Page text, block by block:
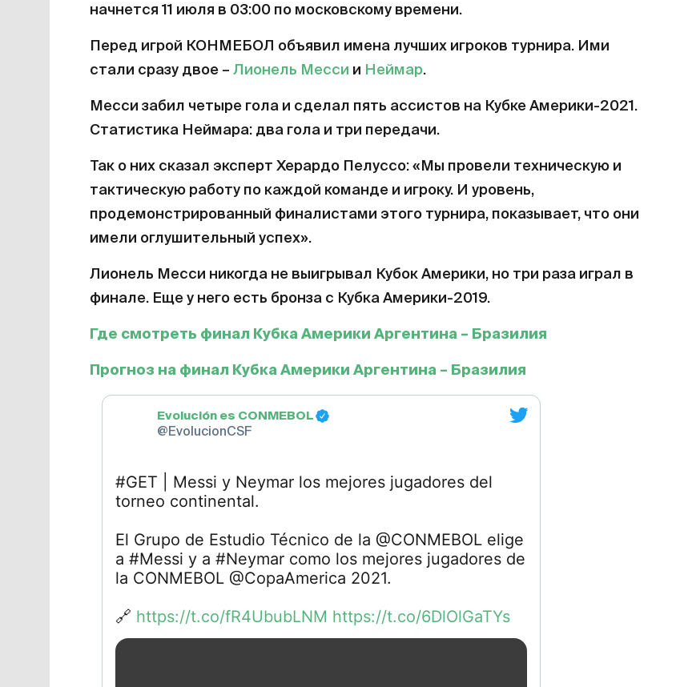
начнется 11 июля в 03:00 по московскому времени.
Перед игрой КОНМЕБОЛ объявил имена лучших игроков турнира. Ими
стали сразу двое – Лионель Месси и Неймар.
Месси забил четыре гола и сделал пять ассистов на Кубке Америки-2021.
Статистика Неймара: два гола и три передачи.
Так о них сказал эксперт Херардо Пелуссо: «Мы провели техническую и
тактическую работу по каждой команде и игроку. И уровень,
продемонстрированный финалистами этого турнира, показывает, что они
имели оглушительный успех».
Лионель Месси никогда не выигрывал Кубок Америки, но три раза играл в
финале. Еще у него есть бронза с Кубка Америки-2019.
Где смотреть финал Кубка Америки Аргентина – Бразилия
Прогноз на финал Кубка Америки Аргентина – Бразилия
Evolución es CONMEBOL
@EvolucionCSF
#GET | Messi y Neymar los mejores jugadores del
torneo continental.
El Grupo de Estudio Técnico de la @CONMEBOL elige
a #Messi y a #Neymar como los mejores jugadores de
la CONMEBOL @CopaAmerica 2021.
🔗 https://t.co/fR4UbubLNM https://t.co/6DlOlGaTYs